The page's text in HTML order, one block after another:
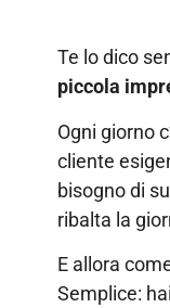
Te lo dico
piccola
Ogni giorno
cliente
bisogno di
ribalta la
E allora
Semplice: